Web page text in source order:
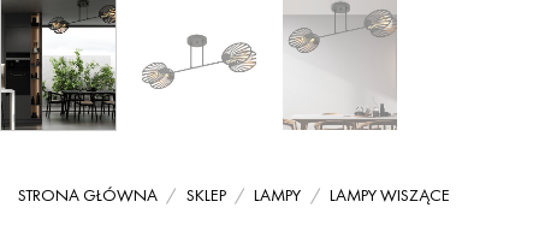
STRONA GŁÓWNA / SKLEP / LAMPY / LAMPY WISZĄCE